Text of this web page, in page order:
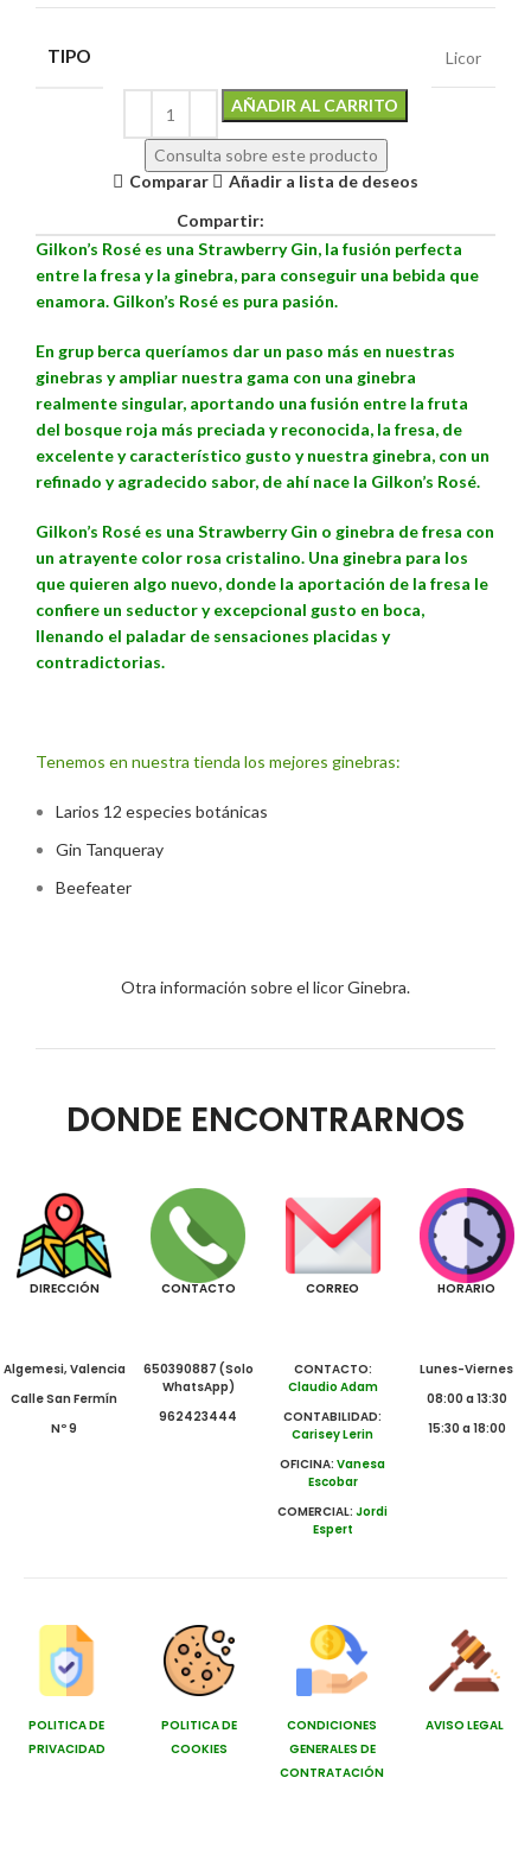
TIPO Licor
AÑADIR AL CARRITO
Consulta sobre este producto
Comparar
Añadir a lista de deseos
Compartir:
Gilkon’s Rosé es una Strawberry Gin, la fusión perfecta
entre la fresa y la ginebra, para conseguir una bebida que
enamora. Gilkon’s Rosé es pura pasión.
En grup berca queríamos dar un paso más en nuestras
ginebras y ampliar nuestra gama con una ginebra
realmente singular, aportando una fusión entre la fruta
del bosque roja más preciada y reconocida, la fresa, de
excelente y característico gusto y nuestra ginebra, con un
refinado y agradecido sabor, de ahí nace la Gilkon’s Rosé.
Gilkon’s Rosé es una Strawberry Gin o ginebra de fresa con
un atrayente color rosa cristalino. Una ginebra para los
que quieren algo nuevo, donde la aportación de la fresa le
confiere un seductor y excepcional gusto en boca,
llenando el paladar de sensaciones placidas y
contradictorias.
Tenemos en nuestra tienda los mejores ginebras:
Larios 12 especies botánicas
Gin Tanqueray
Beefeater
Otra información sobre el licor Ginebra.
DONDE ENCONTRARNOS
DIRECCIÓN
Algemesi, Valencia
Calle San Fermín
Nº 9
CONTACTO
650390887 (Solo
WhatsApp)
962423444
CORREO
CONTACTO:
Claudio Adam
CONTABILIDAD:
Carisey Lerin
OFICINA:Vanesa
Escobar
COMERCIAL:Jordi
Espert
HORARIO
Lunes-Viernes
08:00 a 13:30
15:30 a 18:00
POLITICA DE
PRIVACIDAD
POLITICA DE
COOKIES
CONDICIONES
GENERALES DE
CONTRATACIÓN
AVISO LEGAL